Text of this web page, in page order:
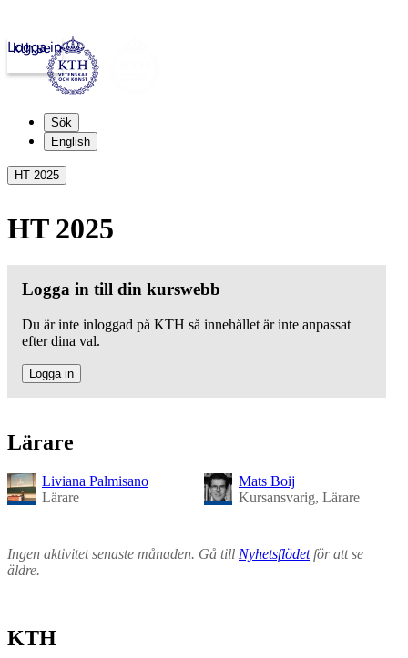
kth.se
Logga in
Sök
English
HT 2025
HT 2025
Logga in till din kurswebb
Du är inte inloggad på KTH så innehållet är inte anpassat
efter dina val.
Logga in
Lärare
Liviana Palmisano
Lärare
Mats Boij
Kursansvarig, Lärare
Ingen aktivitet senaste månaden. Gå till Nyhetsflödetför att se
äldre.
KTH